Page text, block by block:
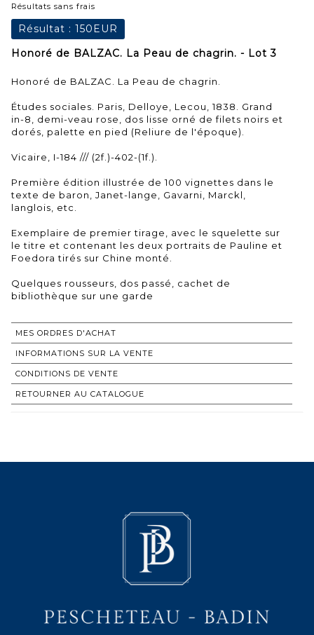
Résultats sans frais
Résultat : 150EUR
Honoré de BALZAC. La Peau de chagrin. - Lot 3
Honoré de BALZAC. La Peau de chagrin.
Études sociales. Paris, Delloye, Lecou, 1838. Grand
in-8, demi-veau rose, dos lisse orné de filets noirs et
dorés, palette en pied (Reliure de l'époque).
Vicaire, I-184 /// (2f.)-402-(1f.).
Première édition illustrée de 100 vignettes dans le
texte de baron, Janet-lange, Gavarni, Marckl,
langlois, etc.
Exemplaire de premier tirage, avec le squelette sur
le titre et contenant les deux portraits de Pauline et
Foedora tirés sur Chine monté.
Quelques rousseurs, dos passé, cachet de
bibliothèque sur une garde
MES ORDRES D'ACHAT
INFORMATIONS SUR LA VENTE
CONDITIONS DE VENTE
RETOURNER AU CATALOGUE